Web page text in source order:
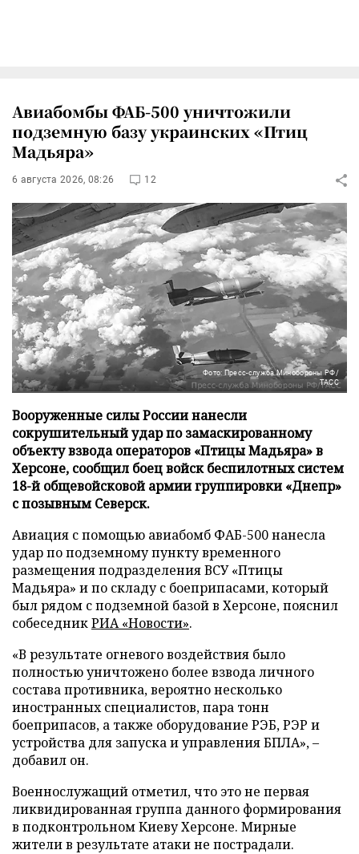
Авиабомбы ФАБ-500 уничтожили
подземную базу украинских «Птиц
Мадьяра»
6 августа 2026, 08:26 12
Фото: Пресс-служба Минобороны РФ/
ТАСС
Вооруженные силы России нанесли
сокрушительный удар по замаскированному
объекту взвода операторов «Птицы Мадьяра» в
Херсоне, сообщил боец войск беспилотных систем
18-й общевойсковой армии группировки «Днепр»
с позывным Северск.
Авиация с помощью авиабомб ФАБ-500 нанесла
удар по подземному пункту временного
размещения подразделения ВСУ «Птицы
Мадьяра» и по складу с боеприпасами, который
был рядом с подземной базой в Херсоне, пояснил
собеседникРИА «Новости».
«В результате огневого воздействия было
полностью уничтожено более взвода личного
состава противника, вероятно несколько
иностранных специалистов, пара тонн
боеприпасов, а также оборудование РЭБ, РЭР и
устройства для запуска и управления БПЛА», –
добавил он.
Военнослужащий отметил, что это не первая
ликвидированная группа данного формирования
в подконтрольном Киеву Херсоне. Мирные
жители в результате атаки не пострадали.